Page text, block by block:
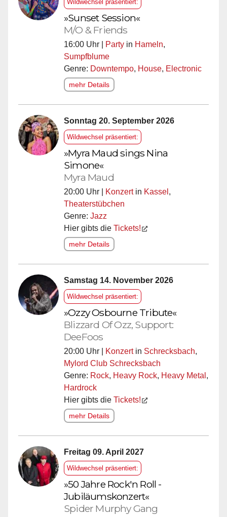
Wildwechsel präsentiert:
»Sunset Session«
M/O & Friends
16:00 Uhr | Party in Hameln,
Sumpfblume
Genre: Downtempo, House, Electronic
mehr Details
Sonntag 20. September 2026
Wildwechsel präsentiert:
»Myra Maud sings Nina
Simone«
Myra Maud
20:00 Uhr | Konzertin Kassel ,
Theaterstübchen
Genre: Jazz
Hier gibts die Tickets!
mehr Details
Samstag 14. November 2026
Wildwechsel präsentiert:
»Ozzy Osbourne Tribute«
Blizzard Of Ozz, Support:
DeeFoos
20:00 Uhr | Konzertin Schrecksbach,
Mylord Club Schrecksbach
Genre: Rock, Heavy Rock, Heavy Metal ,
Hardrock
Hier gibts die Tickets!
mehr Details
Freitag 09. April 2027
Wildwechsel präsentiert:
»50 Jahre Rock'n Roll -
Jubiläumskonzert«
Spider Murphy Gang